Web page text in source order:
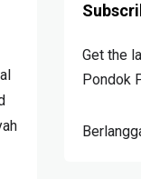
Get the
Pondok